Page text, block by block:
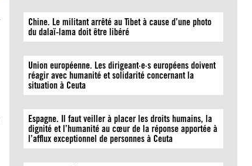
Chine. Le militant arrêté au Tibet à cause d’une photo
du dalaï-lama doit être libéré
Union européenne. Les dirigeant·e·s européens doivent
réagir avec humanité et solidarité concernant la
situation à Ceuta
Espagne. Il faut veiller à placer les droits humains, la
dignité et l’humanité au cœur de la réponse apportée à
l’afflux exceptionnel de personnes à Ceuta